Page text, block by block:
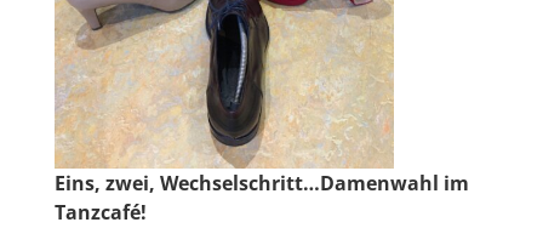
Eins, zwei, Wechselschritt…Damenwahl im
Tanzcafé!